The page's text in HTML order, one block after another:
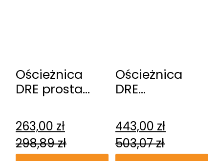
Ościeżnica
DRE prosta
263,00 zł
298,89zł
Ościeżnica
DRE
przylgowa
T80
443,00 zł
503,07zł